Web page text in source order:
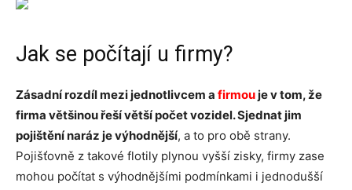
Jak se počítají u firmy?
Zásadní rozdíl mezi jednotlivcem a firmouje v tom, že
firma většinou řeší větší počet vozidel. Sjednat jim
pojištění naráz je výhodnější, a to pro obě strany.
Pojišťovně z takové flotily plynou vyšší zisky, firmy zase
mohou počítat s výhodnějšími podmínkami i jednodušší